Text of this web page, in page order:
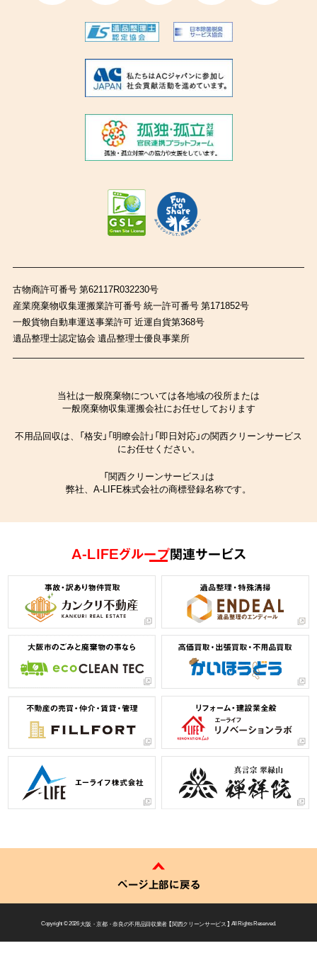
古物商許可番号 第62117R032230号
産業廃棄物収集運搬業許可番号 統一許可番号 第171852号
一般貨物自動車運送事業許可 近運自貨第368号
遺品整理士認定協会 遺品整理士優良事業所
当社は一般廃棄物については各地域の役所または
一般廃棄物収集運搬会社にお任せしております
不用品回収は、「格安」「明瞭会計」「即日対応」の関西クリーンサービス
にお任せください。
「関西クリーンサービス」は
弊社、A-LIFE株式会社の商標登録名称です。
A-LIFEグループ関連サービス
ページ上部に戻る
Copyright © 2026大阪・京都・奈良の不用品回収業者 【 関西クリーンサービス 】 All Rights Reserved.